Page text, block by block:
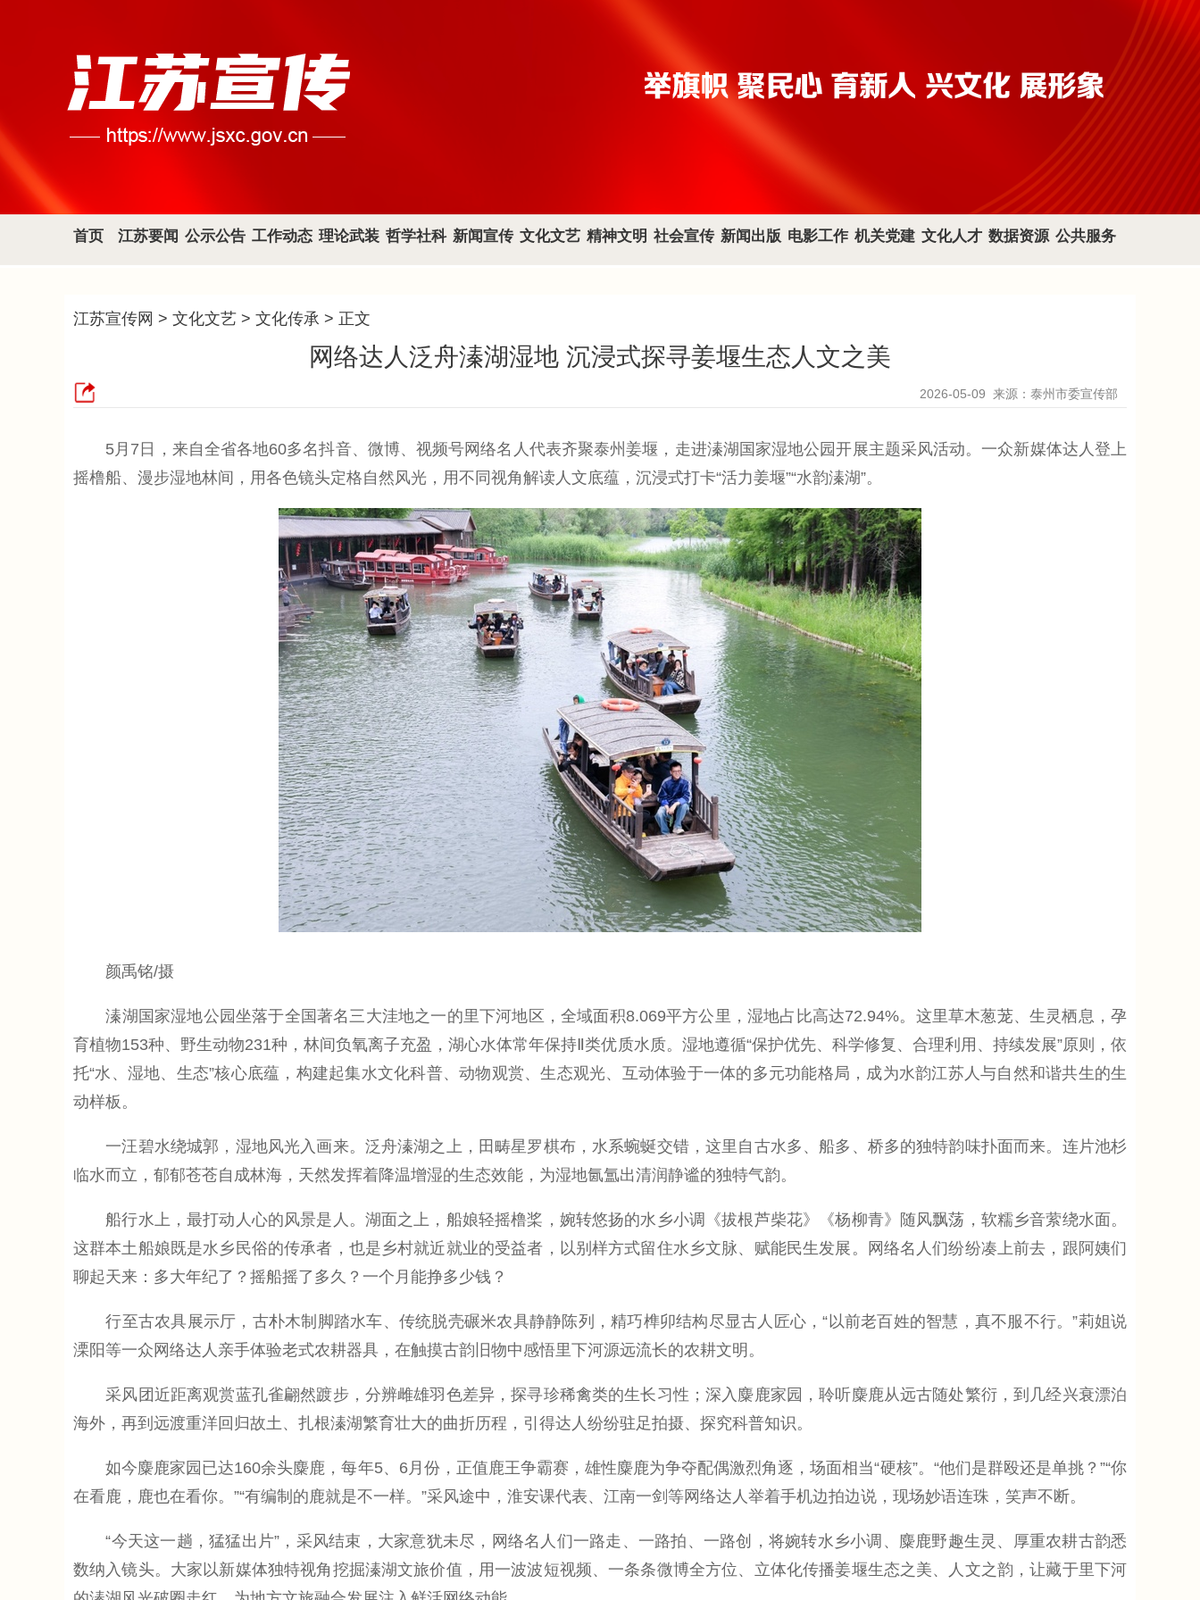
首页 江苏要闻 公示公告 工作动态 理论武装 哲学社科 新闻宣传 文化文艺 精神文明 社会宣传 新闻出版 电影工作 机关党建 文化人才 数据资源 公共服务
江苏宣传网 > 文化文艺 > 文化传承 > 正文
网络达人泛舟溱湖湿地 沉浸式探寻姜堰生态人文之美
2026-05-09 来源：泰州市委宣传部
5月7日，来自全省各地60多名抖音、微博、视频号网络名人代表齐聚泰州姜堰，走进溱湖国家湿地公园开展主题采风活动。一众新媒体达人登上
摇橹船、漫步湿地林间，用各色镜头定格自然风光，用不同视角解读人文底蕴，沉浸式打卡“活力姜堰”“水韵溱湖”。
颜禹铭/摄
溱湖国家湿地公园坐落于全国著名三大洼地之一的里下河地区，全域面积8.069平方公里，湿地占比高达72.94%。这里草木葱茏、生灵栖息，孕
育植物153种、野生动物231种，林间负氧离子充盈，湖心水体常年保持Ⅱ类优质水质。湿地遵循“保护优先、科学修复、合理利用、持续发展”原则，依
托“水、湿地、生态”核心底蕴，构建起集水文化科普、动物观赏、生态观光、互动体验于一体的多元功能格局，成为水韵江苏人与自然和谐共生的生
动样板。
一汪碧水绕城郭，湿地风光入画来。泛舟溱湖之上，田畴星罗棋布，水系蜿蜒交错，这里自古水多、船多、桥多的独特韵味扑面而来。连片池杉
临水而立，郁郁苍苍自成林海，天然发挥着降温增湿的生态效能，为湿地氤氲出清润静谧的独特气韵。
船行水上，最打动人心的风景是人。湖面之上，船娘轻摇橹桨，婉转悠扬的水乡小调《拔根芦柴花》《杨柳青》随风飘荡，软糯乡音萦绕水面。
这群本土船娘既是水乡民俗的传承者，也是乡村就近就业的受益者，以别样方式留住水乡文脉、赋能民生发展。网络名人们纷纷凑上前去，跟阿姨们
聊起天来：多大年纪了？摇船摇了多久？一个月能挣多少钱？
行至古农具展示厅，古朴木制脚踏水车、传统脱壳碾米农具静静陈列，精巧榫卯结构尽显古人匠心，“以前老百姓的智慧，真不服不行。”莉姐说
溧阳等一众网络达人亲手体验老式农耕器具，在触摸古韵旧物中感悟里下河源远流长的农耕文明。
采风团近距离观赏蓝孔雀翩然踱步，分辨雌雄羽色差异，探寻珍稀禽类的生长习性；深入麋鹿家园，聆听麋鹿从远古随处繁衍，到几经兴衰漂泊
海外，再到远渡重洋回归故土、扎根溱湖繁育壮大的曲折历程，引得达人纷纷驻足拍摄、探究科普知识。
如今麋鹿家园已达160余头麋鹿，每年5、6月份，正值鹿王争霸赛，雄性麋鹿为争夺配偶激烈角逐，场面相当“硬核”。“他们是群殴还是单挑？”“你
在看鹿，鹿也在看你。”“有编制的鹿就是不一样。”采风途中，淮安课代表、江南一剑等网络达人举着手机边拍边说，现场妙语连珠，笑声不断。
“今天这一趟，猛猛出片”，采风结束，大家意犹未尽，网络名人们一路走、一路拍、一路创，将婉转水乡小调、麋鹿野趣生灵、厚重农耕古韵悉
数纳入镜头。大家以新媒体独特视角挖掘溱湖文旅价值，用一波波短视频、一条条微博全方位、立体化传播姜堰生态之美、人文之韵，让藏于里下河